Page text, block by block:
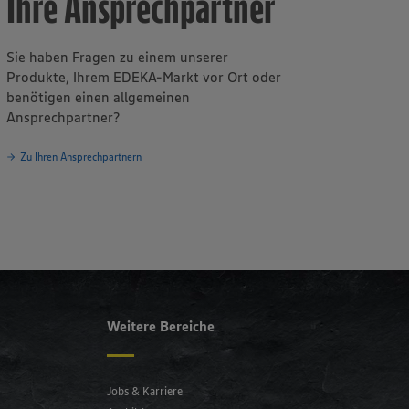
Sie haben Fragen zu einem unserer
Produkte, Ihrem EDEKA-Markt vor Ort oder
benötigen einen allgemeinen
Ansprechpartner?
Zu Ihren Ansprechpartnern
Weitere Bereiche
Jobs & Karriere